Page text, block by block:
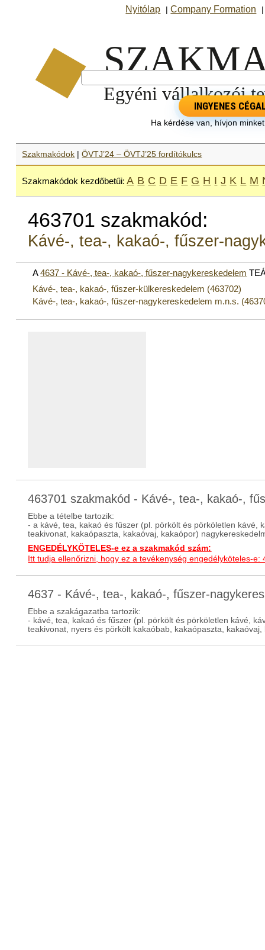
Nyitólap |Company Formation
INGYENES
Ha kérdése van, hívjon
Szakmakódok |ÖVTJ’24 – ÖVTJ’25 fordítókulcs
Szakmakódok kezdőbetűi: A B C D E F G H I J K L M
463701 szakmakód:
Kávé-, tea-, kakaó-, fűszer-
A4637 - Kávé-, tea-, kakaó-, fűszer-nagykereskedelem
Kávé-, tea-, kakaó-, fűszer-külkereskedelem (463702)
Kávé-, tea-, kakaó-, fűszer-nagykereskedelem m.n.s.
463701 szakmakód - Kávé-, tea-, kakaó-,
Ebbe a tételbe tartozik:
- a kávé, tea, kakaó és fűszer (pl. pörkölt és pörköletlen kávé,
teakivonat, kakaópaszta, kakaóvaj, kakaópor)
ENGEDÉLYKÖTELES-e ez a szakmakód szám:
Itt tudja ellenőrizni, hogy ez a tevékenység engedélyköteles-e:
4637 - Kávé-, tea-, kakaó-, fűszer-
Ebbe a szakágazatba tartozik:
- kávé, tea, kakaó és fűszer (pl. pörkölt és pörköletlen kávé,
teakivonat, nyers és pörkölt kakaóbab, kakaópaszta,